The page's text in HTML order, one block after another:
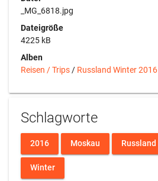
_MG_6818.jpg
Dateigröße
4225 kB
Alben
Reisen / Trips / Russland Winter 2016
Schlagworte
2016 Moskau Russland
Winter